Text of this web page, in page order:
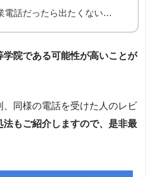
電話だったら出たくない…
学院である可能性が高いことが
同様の電話を受けた人のレビ
法もご紹介しますので、是非最